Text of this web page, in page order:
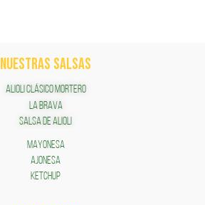
NUESTRAS SALSAS
ALIOLI CLÁSICO MORTERO
LA BRAVA
SALSA DE ALIOLI
MAYONESA
AJONESA
KETCHUP